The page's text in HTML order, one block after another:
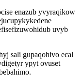
enazub yvyraqikow
uvyb
sali gupaqohivo ecal
ypyt ovuset